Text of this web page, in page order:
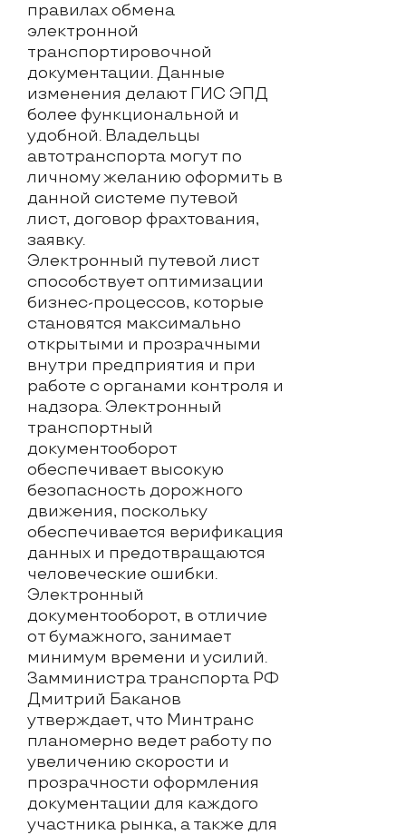
правилах обмена
электронной
транспортировочной
документации. Данные
изменения делают ГИС ЭПД
более функциональной и
удобной. Владельцы
автотранспорта могут по
личному желанию оформить в
данной системе путевой
лист, договор фрахтования,
заявку.
Электронный путевой лист
способствует оптимизации
бизнес-процессов, которые
становятся максимально
открытыми и прозрачными
внутри предприятия и при
работе с органами контроля и
надзора. Электронный
транспортный
документооборот
обеспечивает высокую
безопасность дорожного
движения, поскольку
обеспечивается верификация
данных и предотвращаются
человеческие ошибки.
Электронный
документооборот, в отличие
от бумажного, занимает
минимум времени и усилий.
Замминистра транспорта РФ
Дмитрий Баканов
утверждает, что Минтранс
планомерно ведет работу по
увеличению скорости и
прозрачности оформления
документации для каждого
участника рынка, а также для